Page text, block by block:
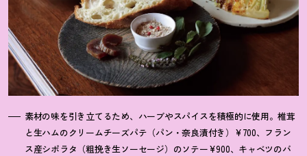
素材の味を引き立てるため、ハーブやスパイスを積極的に使用。椎茸
と生ハムのクリームチーズパテ（パン・奈良漬付き）¥700、フラン
ス産シポラタ（粗挽き生ソーセージ）のソテー¥900、キャベツのバ